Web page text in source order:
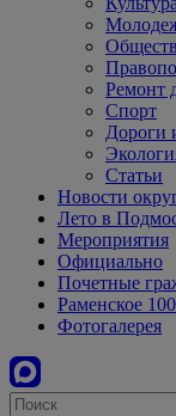
Ремонт
Спорт
Дороги
Статьи
Новости
Лето в
Мероприятия
Официально
Почетные
Раменское 100
Фотогалерея